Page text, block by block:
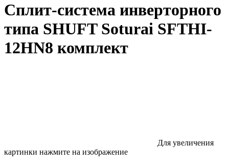
Сплит-система инверторного
типа SHUFT Soturai SFTHI-
12HN8 комплект
Для увеличения
картинки нажмите на изображение